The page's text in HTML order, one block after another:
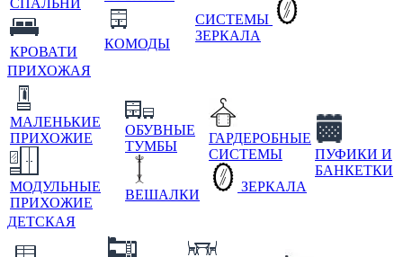
СПАЛЬНИ
КРОВАТИ
КОМОДЫ
СИСТЕМЫ
ЗЕРКАЛА
ПРИХОЖАЯ
МАЛЕНЬКИЕ
ПРИХОЖИЕ
МОДУЛЬНЫЕ
ПРИХОЖИЕ
ОБУВНЫЕ
ТУМБЫ
ВЕШАЛКИ
ГАРДЕРОБНЫЕ
СИСТЕМЫ
ЗЕРКАЛА
ПУФИКИ И
БАНКЕТКИ
ДЕТСКАЯ